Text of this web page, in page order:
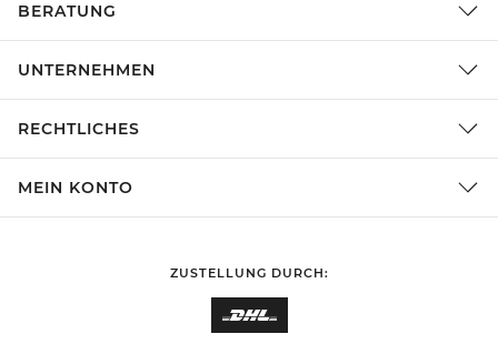
BERATUNG
UNTERNEHMEN
RECHTLICHES
MEIN KONTO
ZUSTELLUNG DURCH: